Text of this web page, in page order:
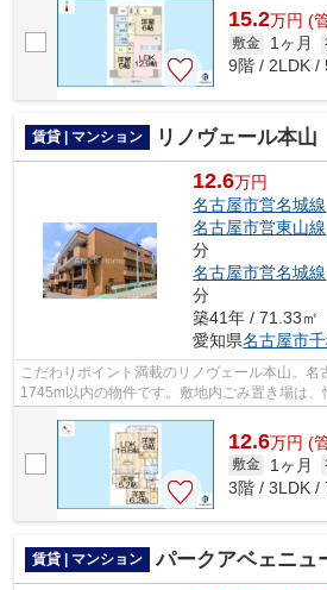
15.2万円 (
敷金 1ヶ月
9階 / 2LDK /
賃貸 | マンション リノヴェール本山
12.6万円
名古屋市営名城線
名古屋市営東山線
分
名古屋市営名城線
分
築41年 / 71.33㎡
愛知県名古屋市
こだわりポイント満載のリノヴェール本山。名
1745m以内の物件です。敷地内ごみ置き場は
12.6万円 (
敷金 1ヶ月
3階 / 3LDK /
賃貸 | マンション パークアベェニュ